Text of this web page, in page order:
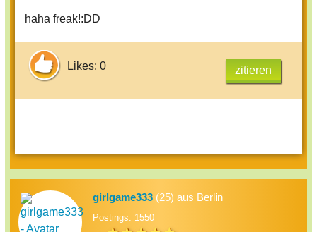
haha freak!:DD
Likes: 0 zitieren
girlgame333 (25) aus Berlin
Postings: 1550